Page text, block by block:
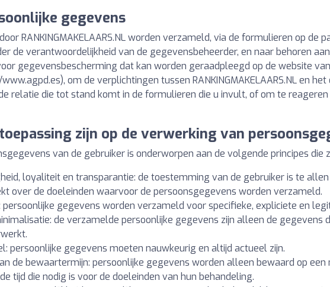
gegevens
RANKINGMAKELAARS.NL worden verzameld, via de formulieren op de
de verantwoordelijkheid van de gegevensbeheerder, en naar behoren
gegevensbescherming dat kan worden geraadpleegd op de website
om de verplichtingen tussen RANKINGMAKELAARS.NL en
relatie die tot stand komt in de formulieren die u invult, of om te
zijn op de verwerking van
van de gebruiker is onderworpen aan de volgende principes die
loyaliteit en transparantie: de toestemming van de gebruiker is te
over de doeleinden waarvoor de persoonsgegevens worden verzameld.
persoonlijke gegevens worden verzameld voor specifieke, expliciete en
de verzamelde persoonlijke gegevens zijn alleen de gegevens
persoonlijke gegevens moeten nauwkeurig en altijd actueel zijn.
de bewaartermijn: persoonlijke gegevens worden alleen bewaard op
tijd die nodig is voor de doeleinden van hun behandeling.